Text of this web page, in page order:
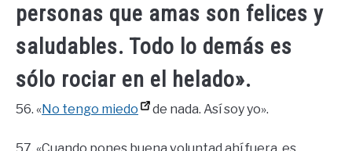
personas que amas son felices y
saludables. Todo lo demás es
sólo rociar en el helado».
56. «No tengo miedo de nada. Así soy yo».